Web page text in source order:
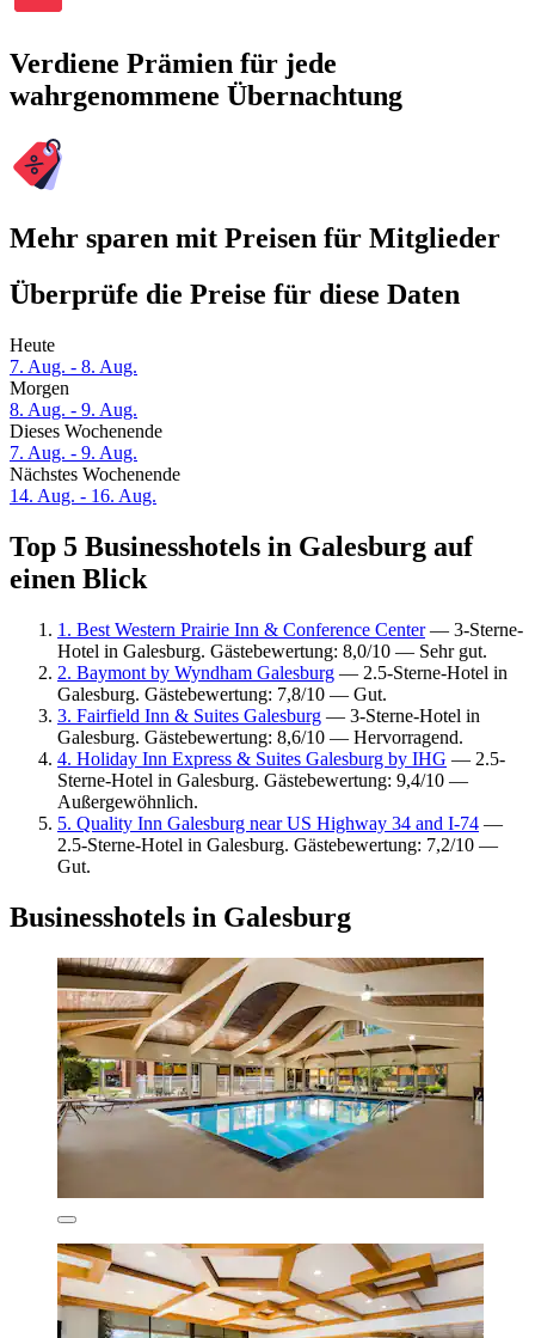
Verdiene Prämien für jede
wahrgenommene Übernachtung
Mehr sparen mit Preisen für Mitglieder
Überprüfe die Preise für diese Daten
Heute
7. Aug. - 8. Aug.
Morgen
8. Aug. - 9. Aug.
Dieses Wochenende
7. Aug. - 9. Aug.
Nächstes Wochenende
14. Aug. - 16. Aug.
Top 5 Businesshotels in Galesburg auf
einen Blick
1. Best Western Prairie Inn & Conference Center— 3-Sterne-
Hotel in Galesburg. Gästebewertung: 8,0/10 — Sehr gut.
2. Baymont by Wyndham Galesburg — 2.5-Sterne-Hotel in
Galesburg. Gästebewertung: 7,8/10 — Gut.
3. Fairfield Inn & Suites Galesburg — 3-Sterne-Hotel in
Galesburg. Gästebewertung: 8,6/10 — Hervorragend.
4. Holiday Inn Express & Suites Galesburg by IHG — 2.5-
Sterne-Hotel in Galesburg. Gästebewertung: 9,4/10 —
Außergewöhnlich.
5. Quality Inn Galesburg near US Highway 34 and I-74 —
2.5-Sterne-Hotel in Galesburg. Gästebewertung: 7,2/10 —
Gut.
Businesshotels in Galesburg